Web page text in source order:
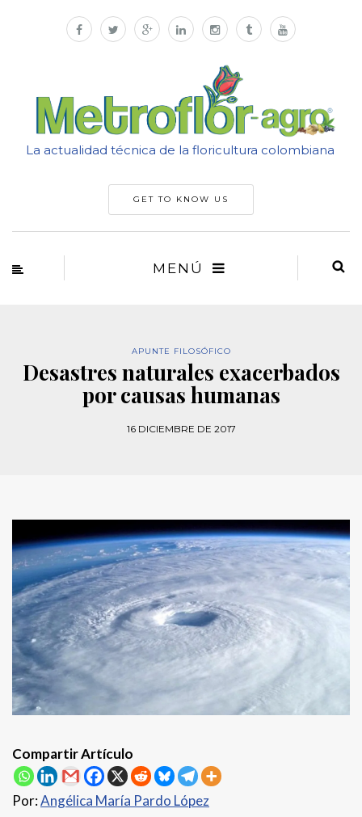
La actualidad técnica de la floricultura colombiana
GET TO KNOW US
MENÚ
APUNTE FILOSÓFICO
Desastres naturales exacerbados
por causas humanas
16 DICIEMBRE DE 2017
Compartir Artículo
Por:Angélica María Pardo López